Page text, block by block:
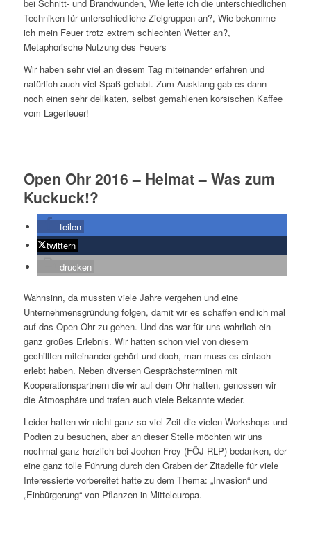
bei Schnitt- und Brandwunden, Wie leite ich die unterschiedlichen
Techniken für unterschiedliche Zielgruppen an?, Wie bekomme
ich mein Feuer trotz extrem schlechten Wetter an?,
Metaphorische Nutzung des Feuers
Wir haben sehr viel an diesem Tag miteinander erfahren und
natürlich auch viel Spaß gehabt. Zum Ausklang gab es dann
noch einen sehr delikaten, selbst gemahlenen korsischen Kaffee
vom Lagerfeuer!
Open Ohr 2016 – Heimat – Was zum
Kuckuck!?
teilen
twittern
drucken
Wahnsinn, da mussten viele Jahre vergehen und eine
Unternehmensgründung folgen, damit wir es schaffen endlich mal
auf das Open Ohr zu gehen. Und das war für uns wahrlich ein
ganz großes Erlebnis. Wir hatten schon viel von diesem
gechillten miteinander gehört und doch, man muss es einfach
erlebt haben. Neben diversen Gesprächsterminen mit
Kooperationspartnern die wir auf dem Ohr hatten, genossen wir
die Atmosphäre und trafen auch viele Bekannte wieder.
Leider hatten wir nicht ganz so viel Zeit die vielen Workshops und
Podien zu besuchen, aber an dieser Stelle möchten wir uns
nochmal ganz herzlich bei Jochen Frey (FÖJ RLP) bedanken, der
eine ganz tolle Führung durch den Graben der Zitadelle für viele
Interessierte vorbereitet hatte zu dem Thema: „Invasion“ und
„Einbürgerung“ von Pflanzen in Mitteleuropa.